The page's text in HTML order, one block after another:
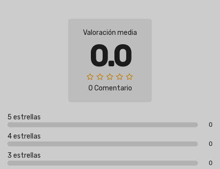
Valoración media
0.0
0 Comentario
5 estrellas
0
4 estrellas
0
3 estrellas
0